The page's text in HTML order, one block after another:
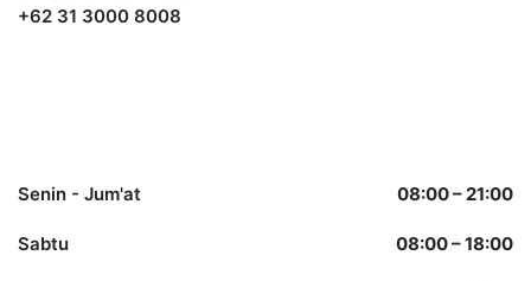
+62 31 3000 8008
Senin - Jum'at 08:00 – 21:00
Sabtu 08:00 – 18:00